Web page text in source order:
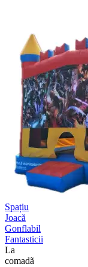
Spațiu
Joacă
Gonflabil
Fantasticii
La
comadã